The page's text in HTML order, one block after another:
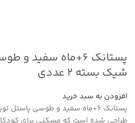
پستانک ۶+ماه
شیک بسته ۲ عددی
افزودن به سبد خرید